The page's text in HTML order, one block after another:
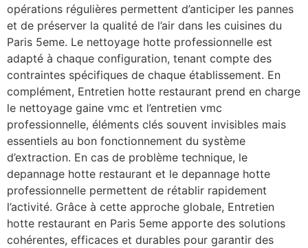
opérations régulières permettent d’anticiper les pannes
et de préserver la qualité de l’air dans les cuisines du
Paris 5eme. Le nettoyage hotte professionnelle est
adapté à chaque configuration, tenant compte des
contraintes spécifiques de chaque établissement. En
complément, Entretien hotte restaurant prend en charge
le nettoyage gaine vmc et l’entretien vmc
professionnelle, éléments clés souvent invisibles mais
essentiels au bon fonctionnement du système
d’extraction. En cas de problème technique, le
depannage hotte restaurant et le depannage hotte
professionnelle permettent de rétablir rapidement
l’activité. Grâce à cette approche globale, Entretien
hotte restaurant en Paris 5eme apporte des solutions
cohérentes, efficaces et durables pour garantir des